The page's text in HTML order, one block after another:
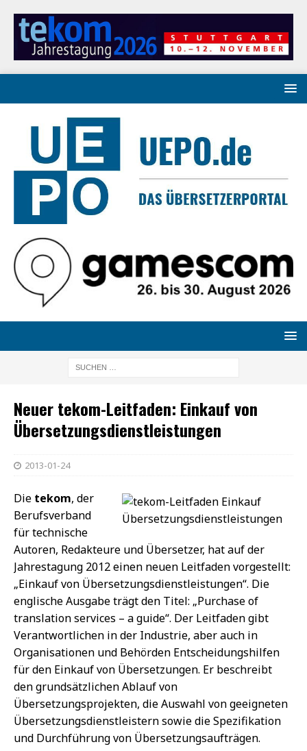
Neuer tekom-Leitfaden: Einkauf von
Übersetzungsdienstleistungen
2013-01-24
Die tekom, der
Berufsverband
für technische
Autoren, Redakteure und Übersetzer, hat auf der
Jahrestagung 2012 einen neuen Leitfaden vorgestellt:
„Einkauf von Übersetzungsdienstleistungen“. Die
englische Ausgabe trägt den Titel: „Purchase of
translation services – a guide“. Der Leitfaden gibt
Verantwortlichen in der Industrie, aber auch in
Organisationen und Behörden Entscheidungshilfen
für den Einkauf von Übersetzungen. Er beschreibt
den grundsätzlichen Ablauf von
Übersetzungsprojekten, die Auswahl von geeigneten
Übersetzungsdienstleistern sowie die Spezifikation
und Durchführung von Übersetzungsaufträgen.